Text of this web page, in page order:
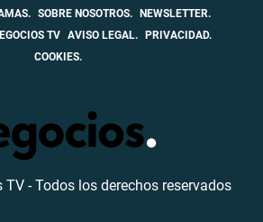
SOBRE NOSOTROS. NEWSLETTER.
TV AVISO LEGAL. PRIVACIDAD.
COOKIES.
- Todos los derechos reservados